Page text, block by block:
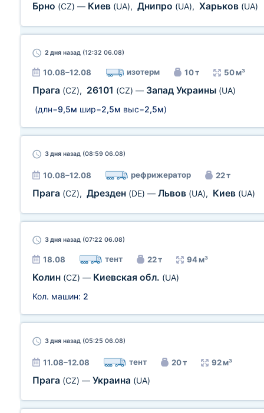
Брно (CZ) — Киев (UA), Днипро (UA), Харьков (UA)
2 дня назад (12:32 06.08)
10.08–12.08 изотерм 10 т 50 м³
Прага (CZ), 26101 (CZ) — Запад Украины (UA)
(длн=9,5м шир=2,5м выс=2,5м)
3 дня назад (08:59 06.08)
10.08–12.08 рефрижератор 22 т
Прага (CZ), Дрезден (DE) — Львов (UA), Киев (UA)
3 дня назад (07:22 06.08)
18.08 тент 22 т 94 м³
Колин (CZ) — Киевская обл. (UA)
Кол. машин: 2
3 дня назад (05:25 06.08)
11.08–12.08 тент 20 т 92 м³
Прага (CZ) — Украина (UA)